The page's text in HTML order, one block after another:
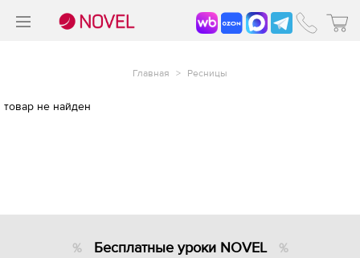
Главная > Ресницы
товар не найден
Бесплатные уроки NOVEL